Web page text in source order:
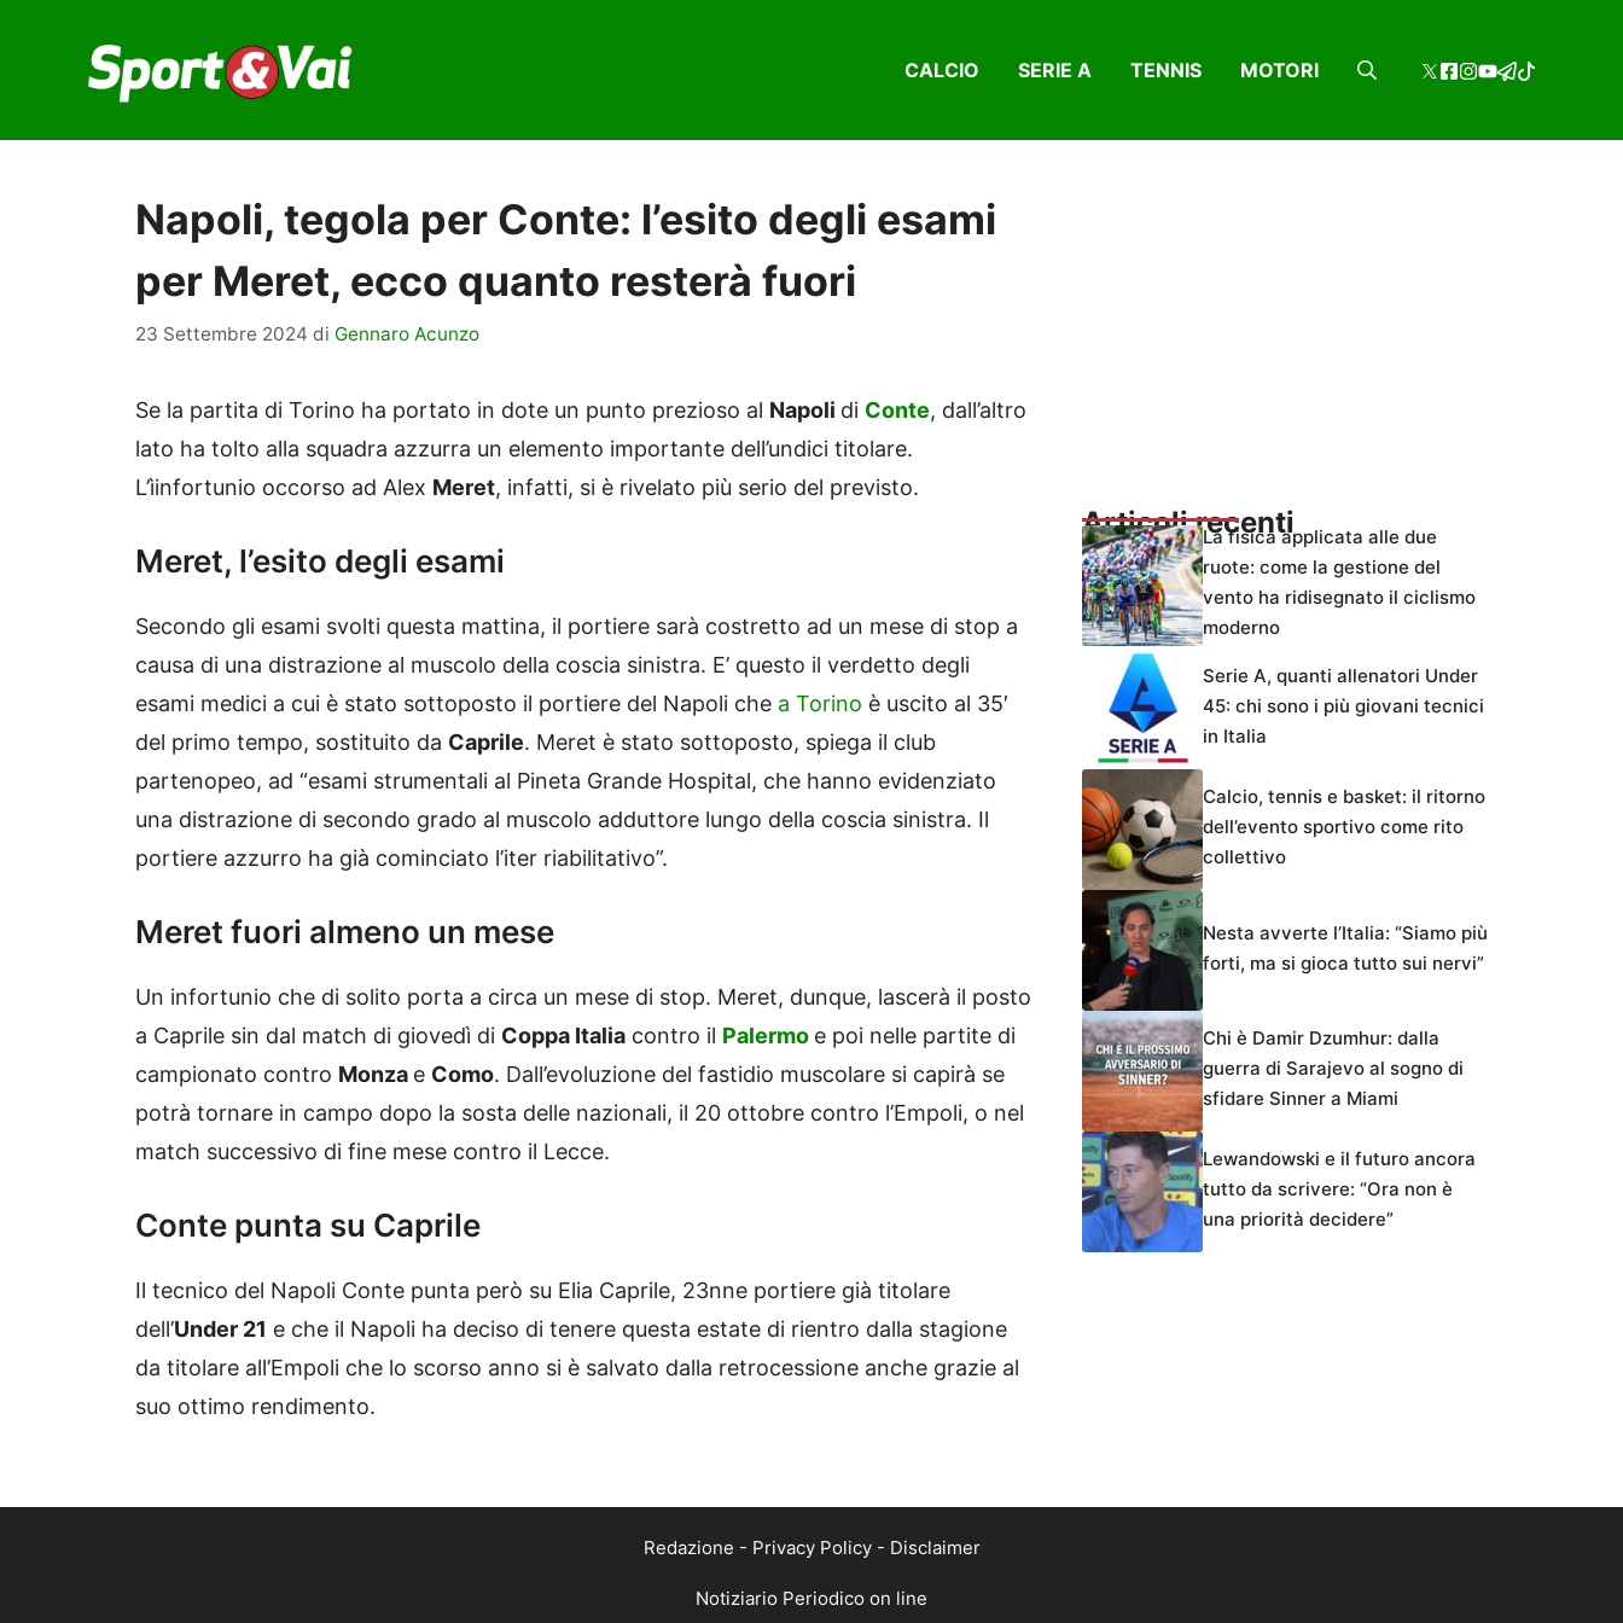
contenuto
CALCIO SERIE A TENNIS MOTORI
Napoli, tegola per Conte: l’esito degli esami
per Meret, ecco quanto resterà fuori
23 Settembre 2024 di Gennaro Acunzo
Se la partita di Torino ha portato in dote un punto prezioso al Napoli di Conte, dall’altro
lato ha tolto alla squadra azzurra un elemento importante dell’undici titolare.
L’ìinfortunio occorso ad Alex Meret, infatti, si è rivelato più serio del previsto.
Meret, l’esito degli esami
Secondo gli esami svolti questa mattina, il portiere sarà costretto ad un mese di stop a
causa di una distrazione al muscolo della coscia sinistra. E’ questo il verdetto degli
esami medici a cui è stato sottoposto il portiere del Napoli che a Torino è uscito al 35′
del primo tempo, sostituito da Caprile. Meret è stato sottoposto, spiega il club
partenopeo, ad “esami strumentali al Pineta Grande Hospital, che hanno evidenziato
una distrazione di secondo grado al muscolo adduttore lungo della coscia sinistra. Il
portiere azzurro ha già cominciato l’iter riabilitativo”.
Meret fuori almeno un mese
Un infortunio che di solito porta a circa un mese di stop. Meret, dunque, lascerà il posto
a Caprile sin dal match di giovedì di Coppa Italia contro il Palermo e poi nelle partite di
campionato contro Monza e Como. Dall’evoluzione del fastidio muscolare si capirà se
potrà tornare in campo dopo la sosta delle nazionali, il 20 ottobre contro l’Empoli, o nel
match successivo di fine mese contro il Lecce.
Conte punta su Caprile
Il tecnico del Napoli Conte punta però su Elia Caprile, 23nne portiere già titolare
dell’Under 21 e che il Napoli ha deciso di tenere questa estate di rientro dalla stagione
da titolare all’Empoli che lo scorso anno si è salvato dalla retrocessione anche grazie al
suo ottimo rendimento.
Articoli recentiLa fisica applicata alle due
ruote: come la gestione del
vento ha ridisegnato il ciclismo
moderno
Serie A, quanti allenatori Under
45: chi sono i più giovani tecnici
in Italia
Calcio, tennis e basket: il ritorno
dell’evento sportivo come rito
collettivo
Nesta avverte l’Italia: “Siamo più
forti, ma si gioca tutto sui nervi”
Chi è Damir Dzumhur: dalla
guerra di Sarajevo al sogno di
sfidare Sinner a Miami
Lewandowski e il futuro ancora
tutto da scrivere: “Ora non è
una priorità decidere”
Redazione - Privacy Policy- Disclaimer
Notiziario Periodico on line